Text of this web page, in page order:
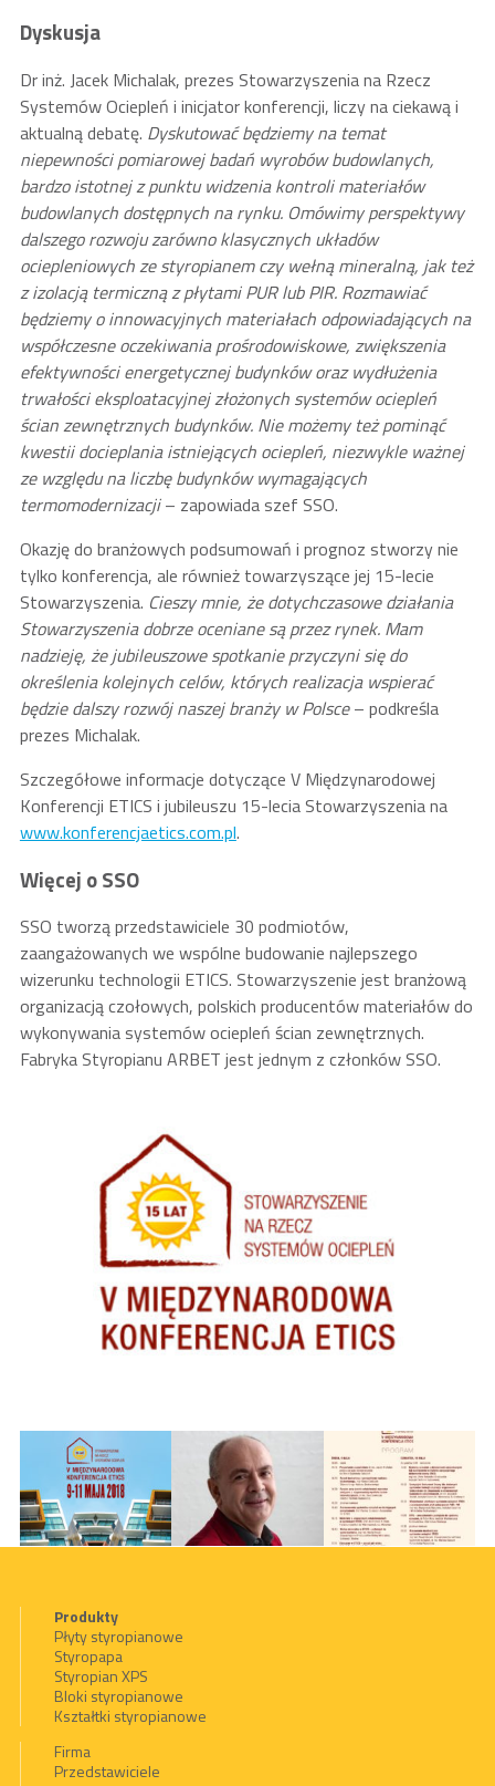
Dyskusja
Dr inż. Jacek Michalak, prezes Stowarzyszenia na Rzecz
Systemów Ociepleń i inicjator konferencji, liczy na ciekawą i
aktualną debatę. Dyskutować będziemy na temat
niepewności pomiarowej badań wyrobów budowlanych,
bardzo istotnej z punktu widzenia kontroli materiałów
budowlanych dostępnych na rynku. Omówimy perspektywy
dalszego rozwoju zarówno klasycznych układów
ociepleniowych ze styropianem czy wełną mineralną, jak też
z izolacją termiczną z płytami PUR lub PIR. Rozmawiać
będziemy o innowacyjnych materiałach odpowiadających na
współczesne oczekiwania prośrodowiskowe, zwiększenia
efektywności energetycznej budynków oraz wydłużenia
trwałości eksploatacyjnej złożonych systemów ociepleń
ścian zewnętrznych budynków. Nie możemy też pominąć
kwestii docieplania istniejących ociepleń, niezwykle ważnej
ze względu na liczbę budynków wymagających
termomodernizacji– zapowiada szef SSO.
Okazję do branżowych podsumowań i prognoz stworzy nie
tylko konferencja, ale również towarzyszące jej 15-lecie
Stowarzyszenia. Cieszy mnie, że dotychczasowe działania
Stowarzyszenia dobrze oceniane są przez rynek. Mam
nadzieję, że jubileuszowe spotkanie przyczyni się do
określenia kolejnych celów, których realizacja wspierać
będzie dalszy rozwój naszej branży w Polsce– podkreśla
prezes Michalak.
Szczegółowe informacje dotyczące V Międzynarodowej
Konferencji ETICS i jubileuszu 15-lecia Stowarzyszenia na
www.konferencjaetics.com.pl.
Więcej o SSO
SSO tworzą przedstawiciele 30 podmiotów,
zaangażowanych we wspólne budowanie najlepszego
wizerunku technologii ETICS. Stowarzyszenie jest branżową
organizacją czołowych, polskich producentów materiałów do
wykonywania systemów ociepleń ścian zewnętrznych.
Fabryka Styropianu ARBET jest jednym z członków SSO.
Produkty
Płyty styropianowe
Styropapa
Styropian XPS
Bloki styropianowe
Kształtki styropianowe
Firma
Przedstawiciele